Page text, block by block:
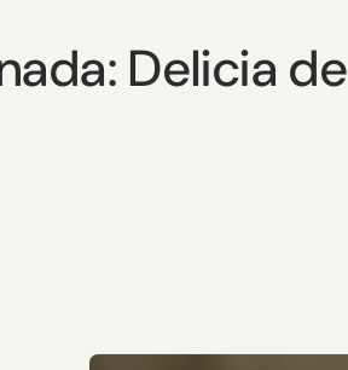
Delicia de